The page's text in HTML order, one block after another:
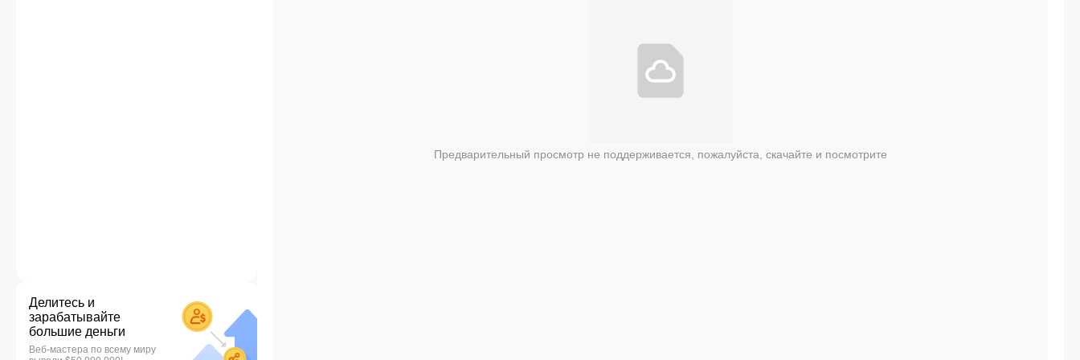
Делитесь и
зарабатывайте
большие деньги
Веб-мастера по всему миру
Предварительный просмотр не поддерживается, пожалуйста, скачайте и посмотрите